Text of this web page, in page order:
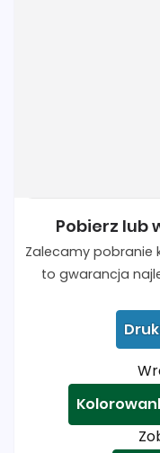
Pobierz lub
Zalecamy pobranie
to gwarancja